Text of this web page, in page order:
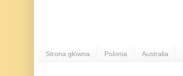
Strona główna Polonia Australia